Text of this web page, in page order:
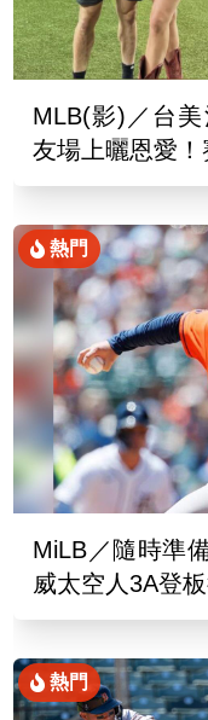
MLB(影)／台
友場上曬恩愛
熱門
MiLB／隨時準
威太空人3A登
熱門